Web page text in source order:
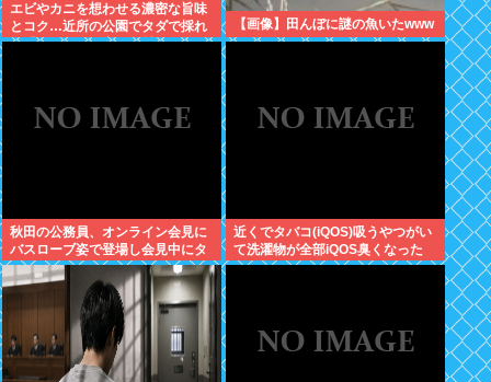
エビやカニを想わせる濃密な旨味
とコク…近所の公園でタダで採れ
る「今が旬」な高級食材の名前
【画像】田んぼに謎の魚いたwww
秋田の公務員、オンライン会見に
バスローブ姿で登場し会見中にタ
バコを吸う←あのさあ！
近くでタバコ(iQOS)吸うやつがい
て洗濯物が全部iQOS臭くなった